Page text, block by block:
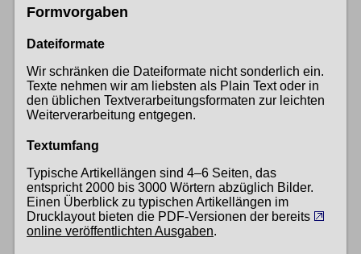
Formvorgaben
Dateiformate
Wir schränken die Dateiformate nicht sonderlich ein.
Texte nehmen wir am liebsten als Plain Text oder in
den üblichen Textverarbeitungsformaten zur leichten
Weiterverarbeitung entgegen.
Textumfang
Typische Artikellängen sind 4–6 Seiten, das
entspricht 2000 bis 3000 Wörtern abzüglich Bilder.
Einen Überblick zu typischen Artikellängen im
Drucklayout bieten die PDF-Versionen der bereits
online veröffentlichten Ausgaben.